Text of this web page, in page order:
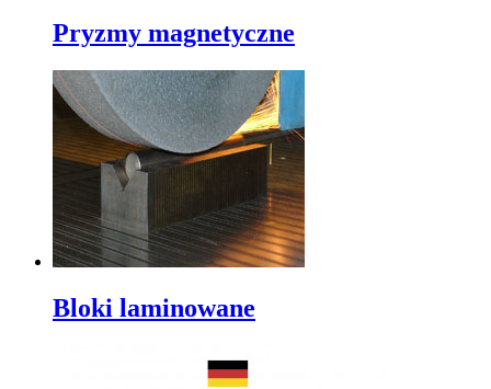
Pryzmy magnetyczne
Bloki laminowane